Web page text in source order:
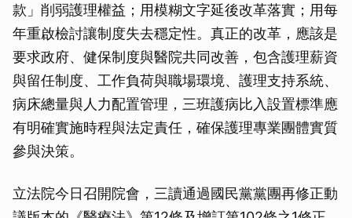
款」削弱護理權益；用模糊文字延後改革落實；用每
年重啟檢討讓制度失去穩定性。真正的改革，應該是
要求政府、健保制度與醫院共同改善，包含護理薪資
與留任制度、工作負荷與職場環境、護理支持系統、
病床總量與人力配置管理，三班護病比入設置標準應
有明確實施時程與法定責任，確保護理專業團體實質
參與決策。
立法院今日召開院會，三讀通過國民黨黨團再修正動